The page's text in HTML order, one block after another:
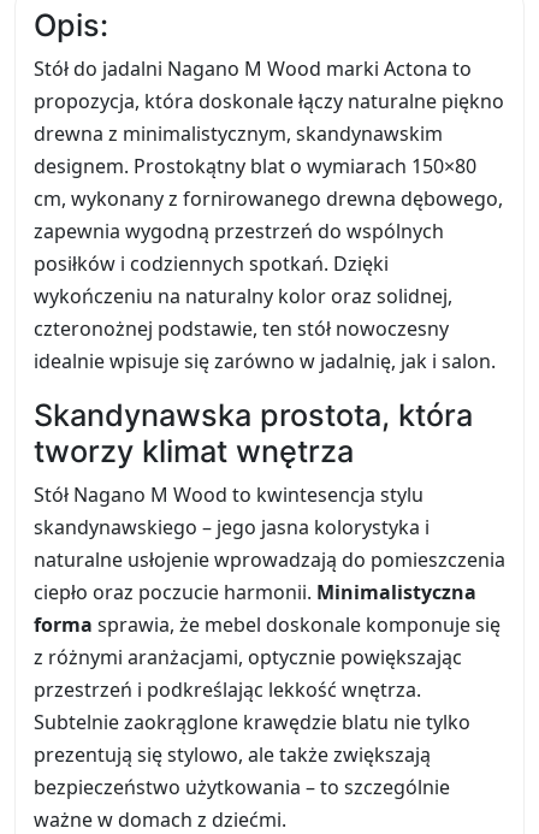
Opis:
Stół do jadalni Nagano M Wood marki Actona to
propozycja, która doskonale łączy naturalne piękno
drewna z minimalistycznym, skandynawskim
designem. Prostokątny blat o wymiarach 150×80
cm, wykonany z fornirowanego drewna dębowego,
zapewnia wygodną przestrzeń do wspólnych
posiłków i codziennych spotkań. Dzięki
wykończeniu na naturalny kolor oraz solidnej,
czteronożnej podstawie, ten stół nowoczesny
idealnie wpisuje się zarówno w jadalnię, jak i salon.
Skandynawska prostota, która
tworzy klimat wnętrza
Stół Nagano M Wood to kwintesencja stylu
skandynawskiego – jego jasna kolorystyka i
naturalne usłojenie wprowadzają do pomieszczenia
ciepło oraz poczucie harmonii. Minimalistyczna
forma sprawia, że mebel doskonale komponuje się
z różnymi aranżacjami, optycznie powiększając
przestrzeń i podkreślając lekkość wnętrza.
Subtelnie zaokrąglone krawędzie blatu nie tylko
prezentują się stylowo, ale także zwiększają
bezpieczeństwo użytkowania – to szczególnie
ważne w domach z dziećmi.